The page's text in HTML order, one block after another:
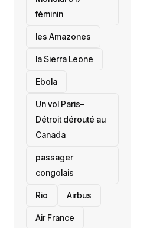
féminin
les Amazones
la Sierra Leone
‎Ebola
Un vol Paris–
Détroit dérouté au
Canada
passager
congolais
Rio Airbus
Air France